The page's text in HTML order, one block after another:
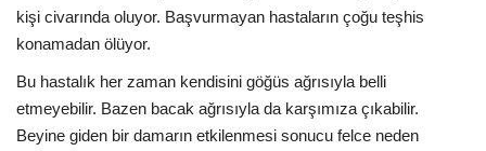
kişi civarında oluyor. Başvurmayan hastaların çoğu teşhis
konamadan ölüyor.
Bu hastalık her zaman kendisini göğüs ağrısıyla belli
etmeyebilir. Bazen bacak ağrısıyla da karşımıza çıkabilir.
Beyine giden bir damarın etkilenmesi sonucu felce neden